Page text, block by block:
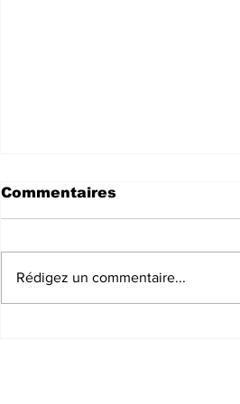
Commentaires
Rédigez un commentaire...